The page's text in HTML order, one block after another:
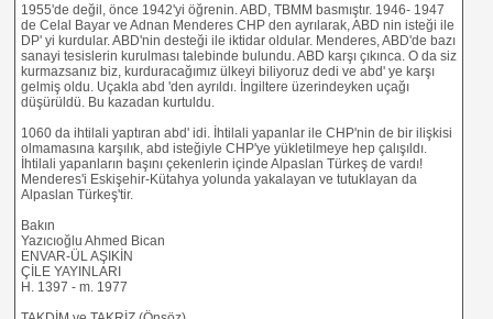
1955'de değil, önce 1942'yi öğrenin. ABD, TBMM basmıştır. 1946- 1947
de Celal Bayar ve Adnan Menderes CHP den ayrılarak, ABD nin isteği ile
DP' yi kurdular. ABD'nin desteği ile iktidar oldular. Menderes, ABD'de bazı
sanayi tesislerin kurulması talebinde bulundu. ABD karşı çıkınca. O da siz
kurmazsanız biz, kurduracağımız ülkeyi biliyoruz dedi ve abd' ye karşı
gelmiş oldu. Uçakla abd 'den ayrıldı. İngiltere üzerindeyken uçağı
düşürüldü. Bu kazadan kurtuldu.
1060 da ihtilali yaptıran abd' idi. İhtilali yapanlar ile CHP'nin de bir ilişkisi
olmamasına karşılık, abd isteğiyle CHP'ye yükletilmeye hep çalışıldı.
İhtilali yapanların başını çekenlerin içinde Alpaslan Türkeş de vardı!
Menderes'i Eskişehir-Kütahya yolunda yakalayan ve tutuklayan da
Alpaslan Türkeş'tir.
Bakın
Yazıcıoğlu Ahmed Bican
ENVAR-ÜL AŞIKİN
ÇİLE YAYINLARI
H. 1397 - m. 1977